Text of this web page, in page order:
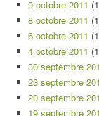
9 octobre 2011
8 octobre 2011
6 octobre 2011
4 octobre 2011
30 septembre
23 septembre
20 septembre
19 septembre